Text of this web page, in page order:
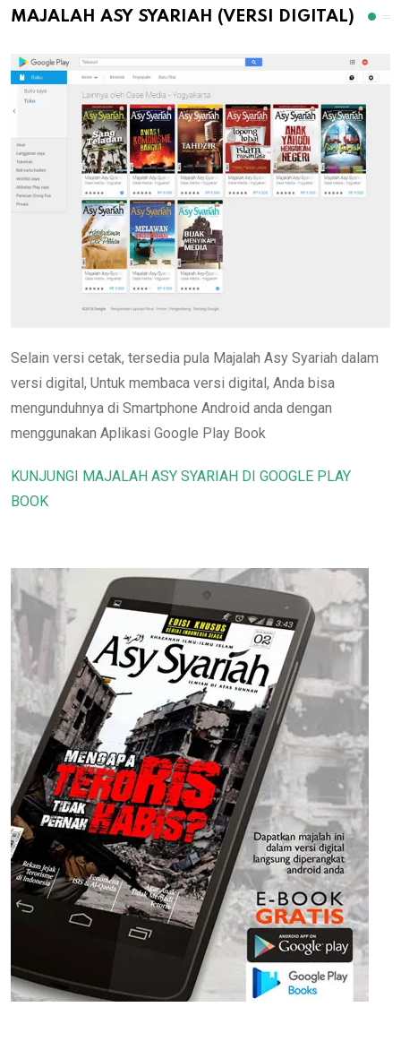
MAJALAH ASY SYARIAH (VERSI DIGITAL)
Selain versi cetak, tersedia pula Majalah Asy Syariah dalam
versi digital, Untuk membaca versi digital, Anda bisa
mengunduhnya di Smartphone Android anda dengan
menggunakan Aplikasi Google Play Book
KUNJUNGI MAJALAH ASY SYARIAH DI GOOGLE PLAY
BOOK